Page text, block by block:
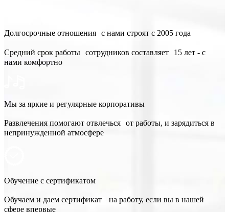
Долгосрочные отношения с нами строят с 2005 года
Средний срок работы сотрудников составляет 15 лет - с
нами комфортно
Мы за яркие и регулярные корпоративы
Развлечения помогают отвлечься от работы, и зарядиться в
непринужденной атмосфере
Обучение с сертификатом
Обучаем и даем сертификат на работу, если вы в нашей
сфере впервые